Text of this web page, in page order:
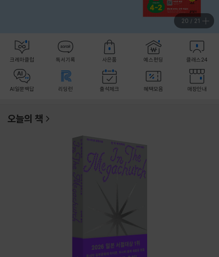
21 / 21
크레마클럽 독서기록 사은품 예스펀딩 클래스24
AI일문백답 리딩런 출석체크 혜택모음 매장안내
오늘의 책